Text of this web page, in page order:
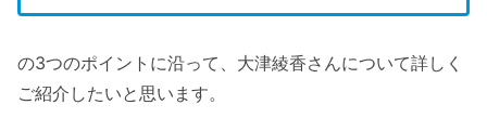
の3つのポイントに沿って、大津綾香さんについて詳しく
ご紹介したいと思います。